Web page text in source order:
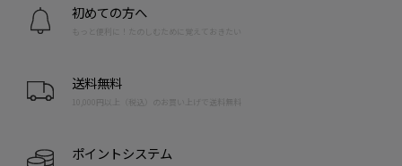
初めての方へ
もっと便利に！たのしむために覚えておきたい
送料無料
10,000円以上（税込）のお買い上げで送料無料
ポイントシステム